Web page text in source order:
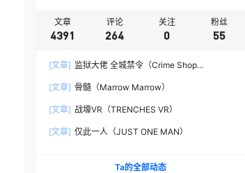
文章
4391
评论
264
关注
0
粉丝
55
[文章] 监狱大佬 全城禁令（Crime Shop
[文章] 骨髓（Marrow Marrow）
[文章] 战壕VR（TRENCHES VR）
[文章] 仅此一人（JUST ONE MAN）
Ta的全部动态